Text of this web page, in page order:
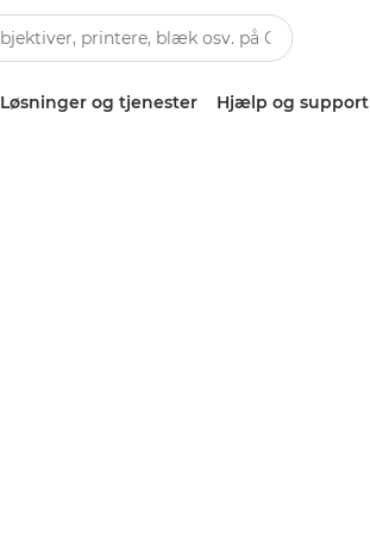
Løsninger og tjenester Hjælp og support